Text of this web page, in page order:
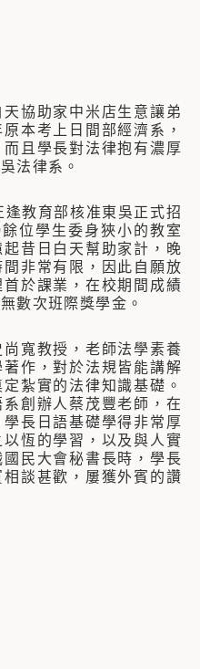
協助家中米店生意讓弟
本考上日間部經濟系，
且學長對法律抱有濃厚
法律系。
教育部核准東吳正式招
位學生委身狹小的教室
起昔日白天幫助家計，晚
間非常有限，因此自願放
於課業，在校期間成績
數次班際獎學金。
寬教授，老師法學素養
作，對於法規皆能講解
紮實的法律知識基礎。
創辦人蔡茂豐老師，在
長日語基礎學得非常厚
恆的學習，以及與人實
民大會秘書長時，學長
談甚歡，屢獲外賓的讚